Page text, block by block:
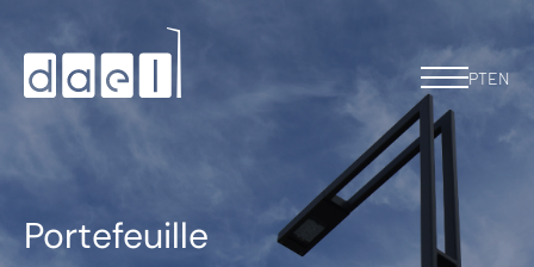
PTEN
Portefeuille